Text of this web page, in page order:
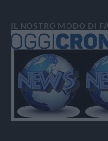
IL NOSTRO MODO DI